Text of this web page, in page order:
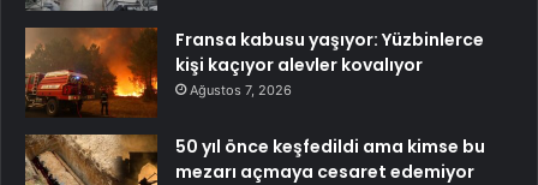
Fransa kabusu yaşıyor: Yüzbinlerce
kişi kaçıyor alevler kovalıyor
Ağustos 7, 2026
50 yıl önce keşfedildi ama kimse bu
mezarı açmaya cesaret edemiyor